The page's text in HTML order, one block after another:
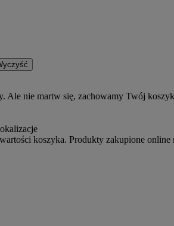
Ale nie martw się, zachowamy Twój
koszyka. Produkty zakupione